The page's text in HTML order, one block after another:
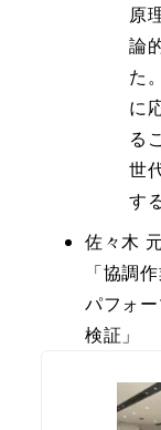
原
論
た
に
る
世
す
佐々木
「協調
パフォ
検証」